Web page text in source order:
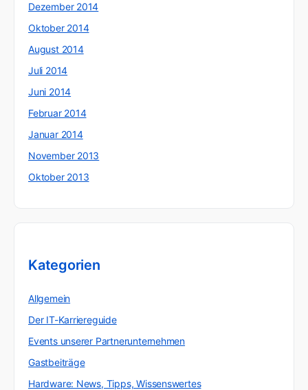
Dezember 2014
Oktober 2014
August 2014
Juli 2014
Juni 2014
Februar 2014
Januar 2014
November 2013
Oktober 2013
Kategorien
Allgemein
Der IT-Karriereguide
Events unserer Partnerunternehmen
Gastbeiträge
Hardware: News, Tipps, Wissenswertes